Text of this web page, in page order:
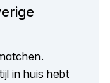
in huis hebt